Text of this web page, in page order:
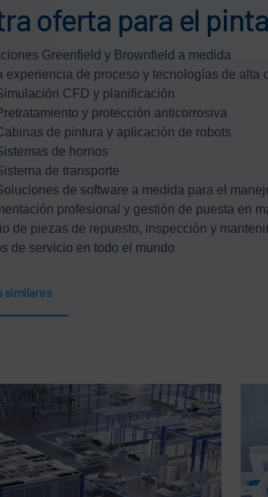
oferta para el
Greenfield y Brownfield a medida
experiencia de proceso y tecnologías de alta
CFD y planificación
y protección anticorrosiva
de pintura y aplicación de robots
de hornos
de transporte
de software a medida para el
profesional y gestión de puesta en
de piezas de repuesto, inspección y
de servicio en todo el mundo
similares